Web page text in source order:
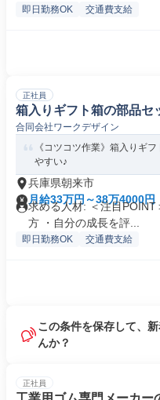
即日勤務OK 交通費支給
正社員
箱入りギフト箱の部品セ
合同会社ワークデザイン
《コツコツ作業》箱入りギ
やすい♪
兵庫県朝来市
月給33万円～38万4000円
求める人材: ＜注目
方 ・自分の成長を評...
即日勤務OK 交通費支給
この条件を保存して、
んか？
正社員